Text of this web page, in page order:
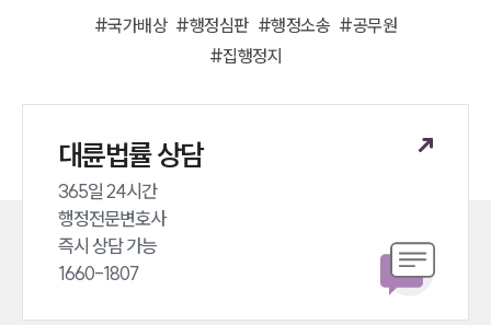
#국가배상 #행정심판 #행정소송 #공무원
#집행정지
대륜법률 상담
365일 24시간
행정전문변호사
즉시 상담 가능
1660-1807